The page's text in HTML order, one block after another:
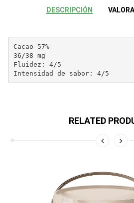
DESCRIPCIÓN
Cacao 57%
36/38 mg
Fluidez: 4/5
Intensidad de sabor: 4/5
RELATED